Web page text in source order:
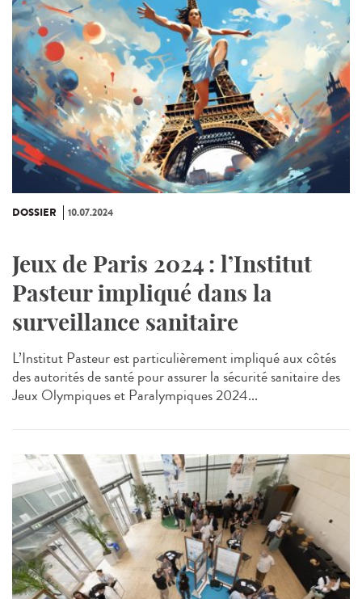
DOSSIER 10.07.2024
Jeux de Paris 2024 : l’Institut
Pasteur impliqué dans la
surveillance sanitaire
L’Institut Pasteur est particulièrement impliqué aux côtés
des autorités de santé pour assurer la sécurité sanitaire des
Jeux Olympiques et Paralympiques 2024...